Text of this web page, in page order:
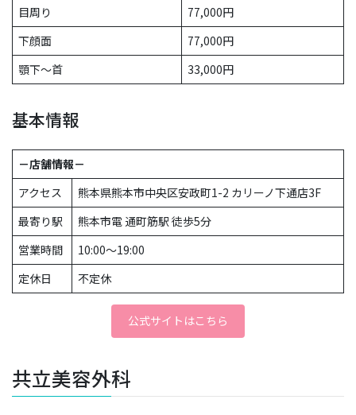
目周り
77,000円
下顔面
77,000円
顎下～首
33,000円
基本情報
－店舗情報－
アクセス
熊本県熊本市中央区安政町1-2 カリーノ下通店3F
最寄り駅
熊本市電 通町筋駅 徒歩5分
営業時間
10:00〜19:00
定休日
不定休
公式サイトはこちら
共立美容外科